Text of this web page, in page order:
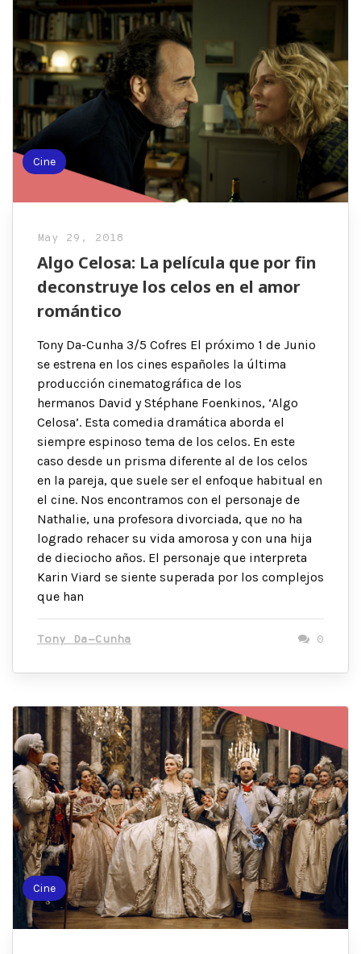
Cine
May 29, 2018
Algo Celosa: La película que por fin
deconstruye los celos en el amor
romántico
Tony Da-Cunha 3/5 Cofres El próximo 1 de Junio
se estrena en los cines españoles la última
producción cinematográfica de los
hermanos David y Stéphane Foenkinos, ‘Algo
Celosa’. Esta comedia dramática aborda el
siempre espinoso tema de los celos. En este
caso desde un prisma diferente al de los celos
en la pareja, que suele ser el enfoque habitual en
el cine. Nos encontramos con el personaje de
Nathalie, una profesora divorciada, que no ha
logrado rehacer su vida amorosa y con una hija
de dieciocho años. El personaje que interpreta
Karin Viard se siente superada por los complejos
que han
Tony Da-Cunha 0
Cine